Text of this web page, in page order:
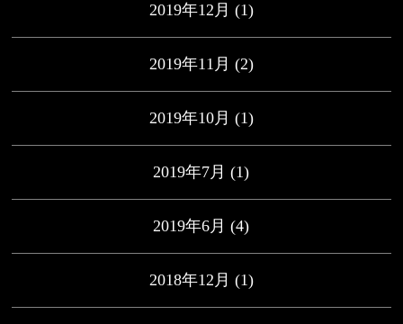
2019年12月 (1)
2019年11月 (2)
2019年10月 (1)
2019年7月 (1)
2019年6月 (4)
2018年12月 (1)